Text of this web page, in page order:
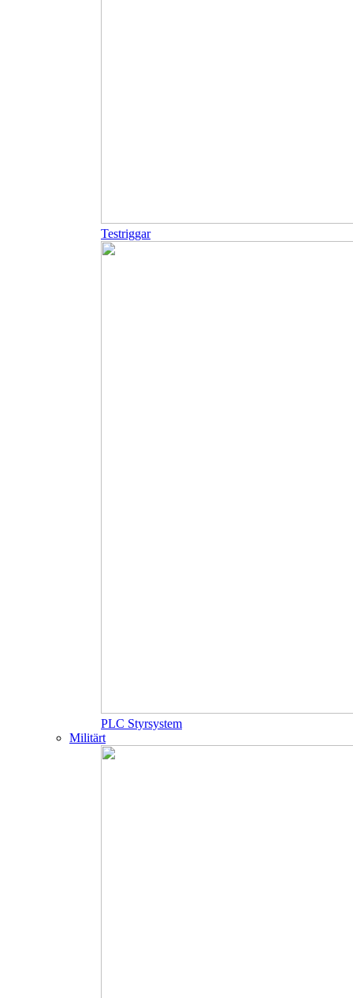
Testriggar
PLC Styrsystem
Militärt